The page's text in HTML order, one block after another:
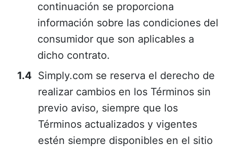
continuación se proporciona
información sobre las condiciones del
consumidor que son aplicables a
dicho contrato.
Simply.com se reserva el derecho de
realizar cambios en los Términos sin
previo aviso, siempre que los
Términos actualizados y vigentes
estén siempre disponibles en el sitio